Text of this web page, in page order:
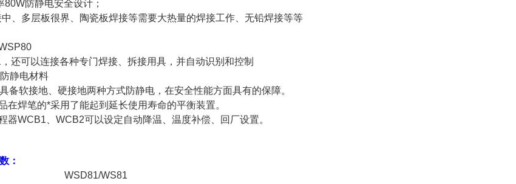
防静电安全设计；
、多层板很界、陶瓷板焊接等需要大热量的焊接工作、无铅焊接等等
还可以连接各种专门焊接、拆接用具，并自动识别和控制
静电材料
备软接地、硬接地两种方式防静电，在安全性能方面具有的保障。
在焊笔的*采用了能起到延长使用寿命的平衡装置。
器WCB1、WCB2可以设定自动降温、温度补偿、回厂设置。
：
WSD81/WS81